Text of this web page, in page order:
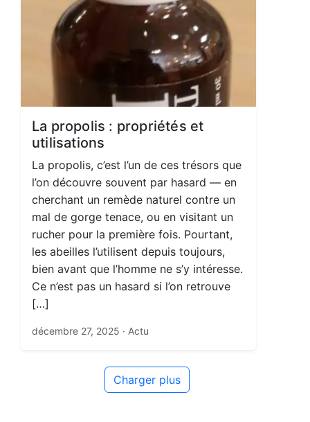
La propolis : propriétés et
utilisations
La propolis, c’est l’un de ces trésors que
l’on découvre souvent par hasard — en
cherchant un remède naturel contre un
mal de gorge tenace, ou en visitant un
rucher pour la première fois. Pourtant,
les abeilles l’utilisent depuis toujours,
bien avant que l’homme ne s’y intéresse.
Ce n’est pas un hasard si l’on retrouve
[…]
décembre 27, 2025 · Actu
Charger plus